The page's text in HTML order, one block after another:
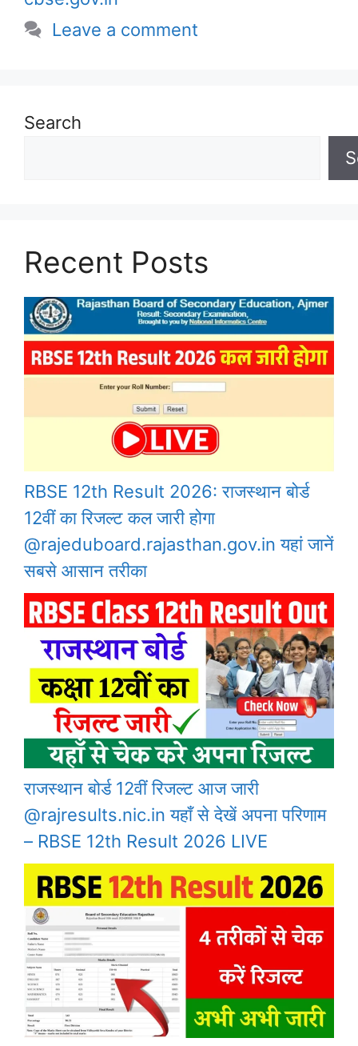
Leave a comment
Search
Recent Posts
RBSE 12th Result 2026: राजस्थान बोर्ड
12वीं का रिजल्ट कल जारी होगा
@rajeduboard.rajasthan.gov.in यहां जानें
सबसे आसान तरीका
राजस्थान बोर्ड 12वीं रिजल्ट आज जारी
@rajresults.nic.in यहाँ से देखें अपना परिणाम
– RBSE 12th Result 2026 LIVE